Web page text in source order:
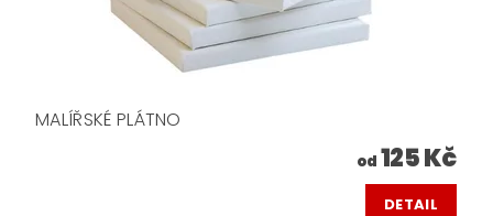
MALÍŘSKÉ PLÁTNO
od 125 Kč
DETAIL